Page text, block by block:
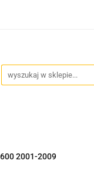
motocyklowe
termoaktywna
2001-2009